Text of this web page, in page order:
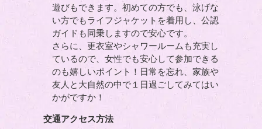
遊びもできます。初めての方でも、泳げな
い方でもライフジャケットを着用し、公認
ガイドも同乗しますので安心です。
さらに、更衣室やシャワールームも充実し
ているので、女性でも安心して参加できる
のも嬉しいポイント！日常を忘れ、家族や
友人と大自然の中で１日過ごしてみてはい
かがですか！
交通アクセス方法